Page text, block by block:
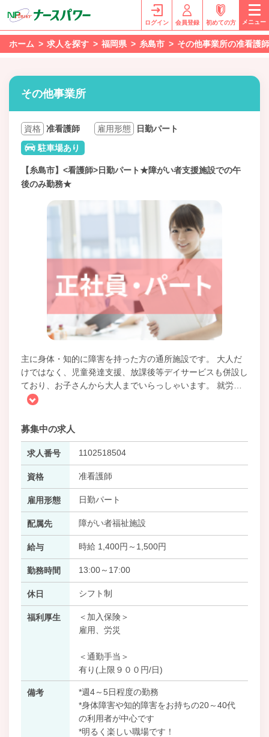
ログイン 会員登録 初めての方 メニュー
ホーム 求人を探す 福岡県 糸島市 その他事業所の准看護
その他事業所
資格 准看護師 雇用形態
日勤パート
駐車場あり
【糸島市】<看護師>日勤パート★障がい者支援施設での午
後のみ勤務★
主に身体・知的に障害を持った方の通所施設です。 大人だ
けではなく、児童発達支援、放課後等デイサービスも併設し
ており、お子さんから大人までいらっしゃいます。 就労
募集中の求人
求人番号 1102518504
資格 准看護師
雇用形態 日勤パート
配属先 障がい者福祉施設
給与 時給 1,400円～1,500円
勤務時間 13:00～17:00
休日 シフト制
福利厚生
＜加入保険＞
雇用、労災
＜通勤手当＞
有り(上限９００円/日)
備考
*週4～5日程度の勤務
*身体障害や知的障害をお持ちの20～40代
の利用者が中心です
*明るく楽しい職場です！